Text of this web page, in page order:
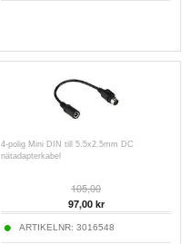
4-polig Mini DIN till 5.5x2.5mm DC
nätadapterkabel
105,00
97,00kr
ARTIKELNR: 3016548